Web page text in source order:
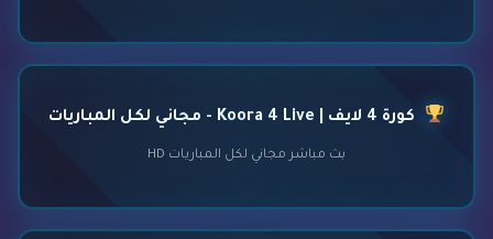
كورة 4 لايف | Koora 4 Live - مجاني لكل المباريات
بث مباشر مجاني لكل المباريات HD